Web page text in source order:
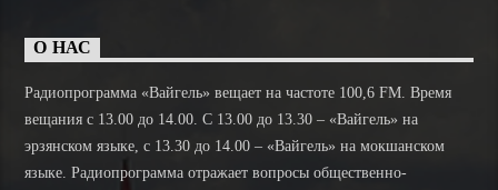
О НАС
Радиопрограмма «Вайгель» вещает на частоте 100,6 FM. Время
вещания с 13.00 до 14.00. C 13.00 до 13.30 – «Вайгель» на
эрзянском языке, с 13.30 до 14.00 – «Вайгель» на мокшанском
языке. Радиопрограмма отражает вопросы общественно-